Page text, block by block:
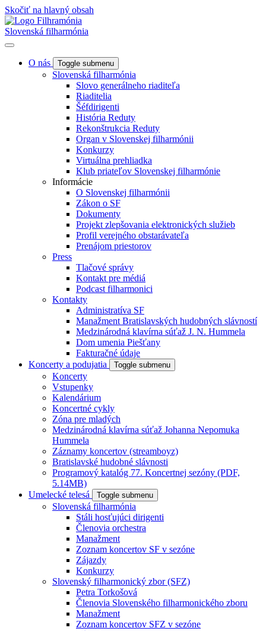
Skočiť na hlavný obsah
Slovenská filharmónia
O nás Toggle submenu
Slovenská filharmónia
Slovo generálneho riaditeľa
Riaditelia
Šéfdirigenti
História Reduty
Rekonštrukcia Reduty
Organ v Slovenskej filharmónii
Konkurzy
Virtuálna prehliadka
Klub priateľov Slovenskej filharmónie
Informácie
O Slovenskej filharmónii
Zákon o SF
Dokumenty
Projekt zlepšovania elektronických služieb
Profil verejného obstarávateľa
Prenájom priestorov
Press
Tlačové správy
Kontakt pre médiá
Podcast filharmonici
Kontakty
Administratíva SF
Manažment Bratislavských hudobných slávností
Medzinárodná klavírna súťaž J. N. Hummela
Dom umenia Piešťany
Fakturačné údaje
Koncerty a podujatia
Toggle submenu
Koncerty
Vstupenky
Kalendárium
Koncertné cykly
Zóna pre mladých
Medzinárodná klavírna súťaž Johanna Nepomuka
Hummela
Záznamy koncertov (streamboyz)
Bratislavské hudobné slávnosti
Programový katalóg 77. Koncertnej sezóny (PDF,
5.14MB)
Umelecké telesá
Toggle submenu
Slovenská filharmónia
Stáli hosťujúci dirigenti
Členovia orchestra
Manažment
Zoznam koncertov SF v sezóne
Zájazdy
Konkurzy
Slovenský filharmonický zbor (SFZ)
Petra Torkošová
Členovia Slovenského filharmonického zboru
Manažment
Zoznam koncertov SFZ v sezóne